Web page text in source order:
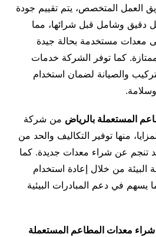
العمل المتخصص، يتم تقييم جودة
دقيق وشامل قبل شرائها، مما
معدات مستخدمة بحالة جيدة
كما توفر الشركة خدمات
والصيانة لضمان استخدام
المستعملة بالرياض من شركة
منها توفير التكاليف والحد من
قد تنجم عن شراء معدات جديدة. كما
من خلال إعادة استخدام
في دعم المبادرات البيئية
شراء معدات المطاعم المستعملة